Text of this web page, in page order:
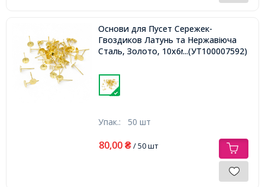
Основи для Пусет Сережек-
Гвоздиков Латунь та Нержавіюча
Сталь, Золото, 10х6мм, Пін 0.8мм,
...(УТ100007592)
Упак.: 50 шт
80,00 ₴/ 50 шт